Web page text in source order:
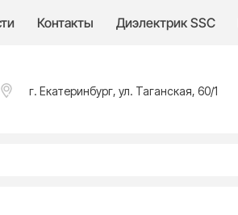
Контакты Диэлектрик SSC
г. Екатеринбург, ул. Таганская, 60/1